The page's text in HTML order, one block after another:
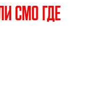
смо где